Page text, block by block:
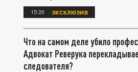
15:20 ЭКСКЛЮЗИВ
Что на самом деле убило
Адвокат Реверука
следователя?